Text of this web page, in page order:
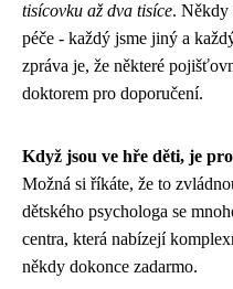
tisícovku až dva tisíce. Někdy
péče - každý jsme jiný a
zpráva je, že některé
doktorem pro doporučení.
Když jsou ve hře děti, je
Možná si říkáte, že to
dětského psychologa se
centra, která nabízejí
někdy dokonce zadarmo.